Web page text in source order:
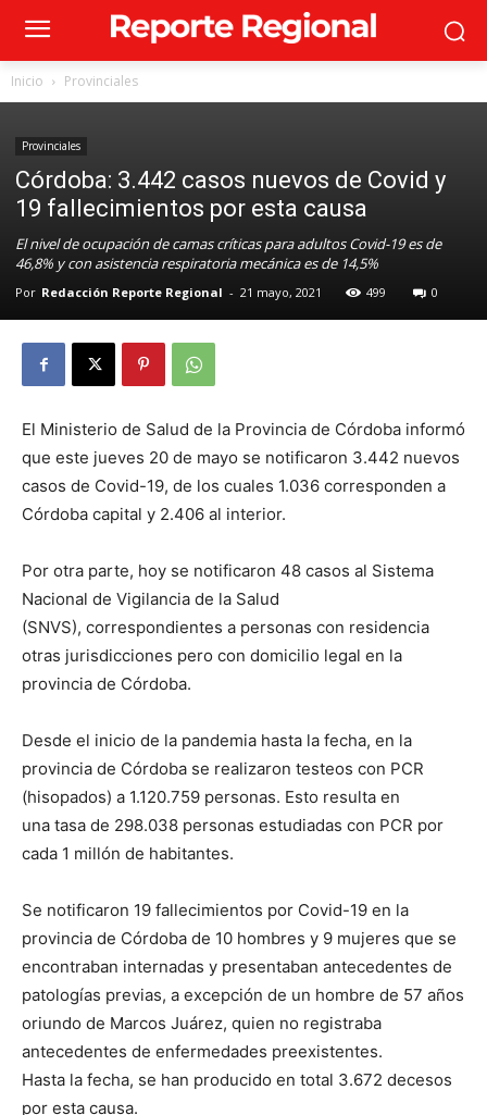
Inicio Provinciales
Provinciales
Córdoba: 3.442 casos nuevos de Covid y
19 fallecimientos por esta causa
El nivel de ocupación de camas críticas para adultos Covid-19 es de
46,8% y con asistencia respiratoria mecánica es de 14,5%
Por Redacción Reporte Regional - 21 mayo, 2021 499 0
El Ministerio de Salud de la Provincia de Córdoba informó
que este jueves 20 de mayo se notificaron 3.442 nuevos
casos de Covid-19, de los cuales 1.036 corresponden a
Córdoba capital y 2.406 al interior.
Por otra parte, hoy se notificaron 48 casos al Sistema
Nacional de Vigilancia de la Salud
(SNVS), correspondientes a personas con residencia
otras jurisdicciones pero con domicilio legal en la
provincia de Córdoba.
Desde el inicio de la pandemia hasta la fecha, en la
provincia de Córdoba se realizaron testeos con PCR
(hisopados) a 1.120.759 personas. Esto resulta en
una tasa de 298.038 personas estudiadas con PCR por
cada 1 millón de habitantes.
Se notificaron 19 fallecimientos por Covid-19 en la
provincia de Córdoba de 10 hombres y 9 mujeres que se
encontraban internadas y presentaban antecedentes de
patologías previas, a excepción de un hombre de 57 años
oriundo de Marcos Juárez, quien no registraba
antecedentes de enfermedades preexistentes.
Hasta la fecha, se han producido en total 3.672 decesos
por esta causa.